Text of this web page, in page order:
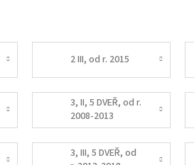
2 III, od r. 2015
3, II, 5 DVEŘ, od r.
2008-2013
3, III, 5 DVEŘ, od